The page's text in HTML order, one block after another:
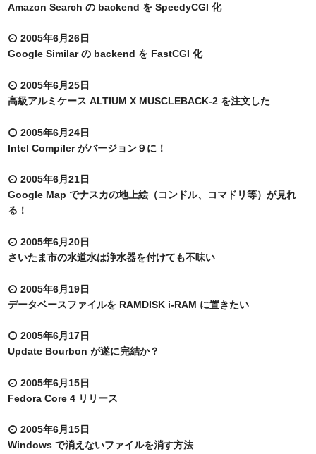
Amazon Search の backend を SpeedyCGI 化
2005年6月26日
Google Similar の backend を FastCGI 化
2005年6月25日
高級アルミケース ALTIUM X MUSCLEBACK-2 を注文した
2005年6月24日
Intel Compiler がバージョン９に！
2005年6月21日
Google Map でナスカの地上絵（コンドル、コマドリ等）が見れ
る！
2005年6月20日
さいたま市の水道水は浄水器を付けても不味い
2005年6月19日
データベースファイルを RAMDISK i-RAM に置きたい
2005年6月17日
Update Bourbon が遂に完結か？
2005年6月15日
Fedora Core 4 リリース
2005年6月15日
Windows で消えないファイルを消す方法